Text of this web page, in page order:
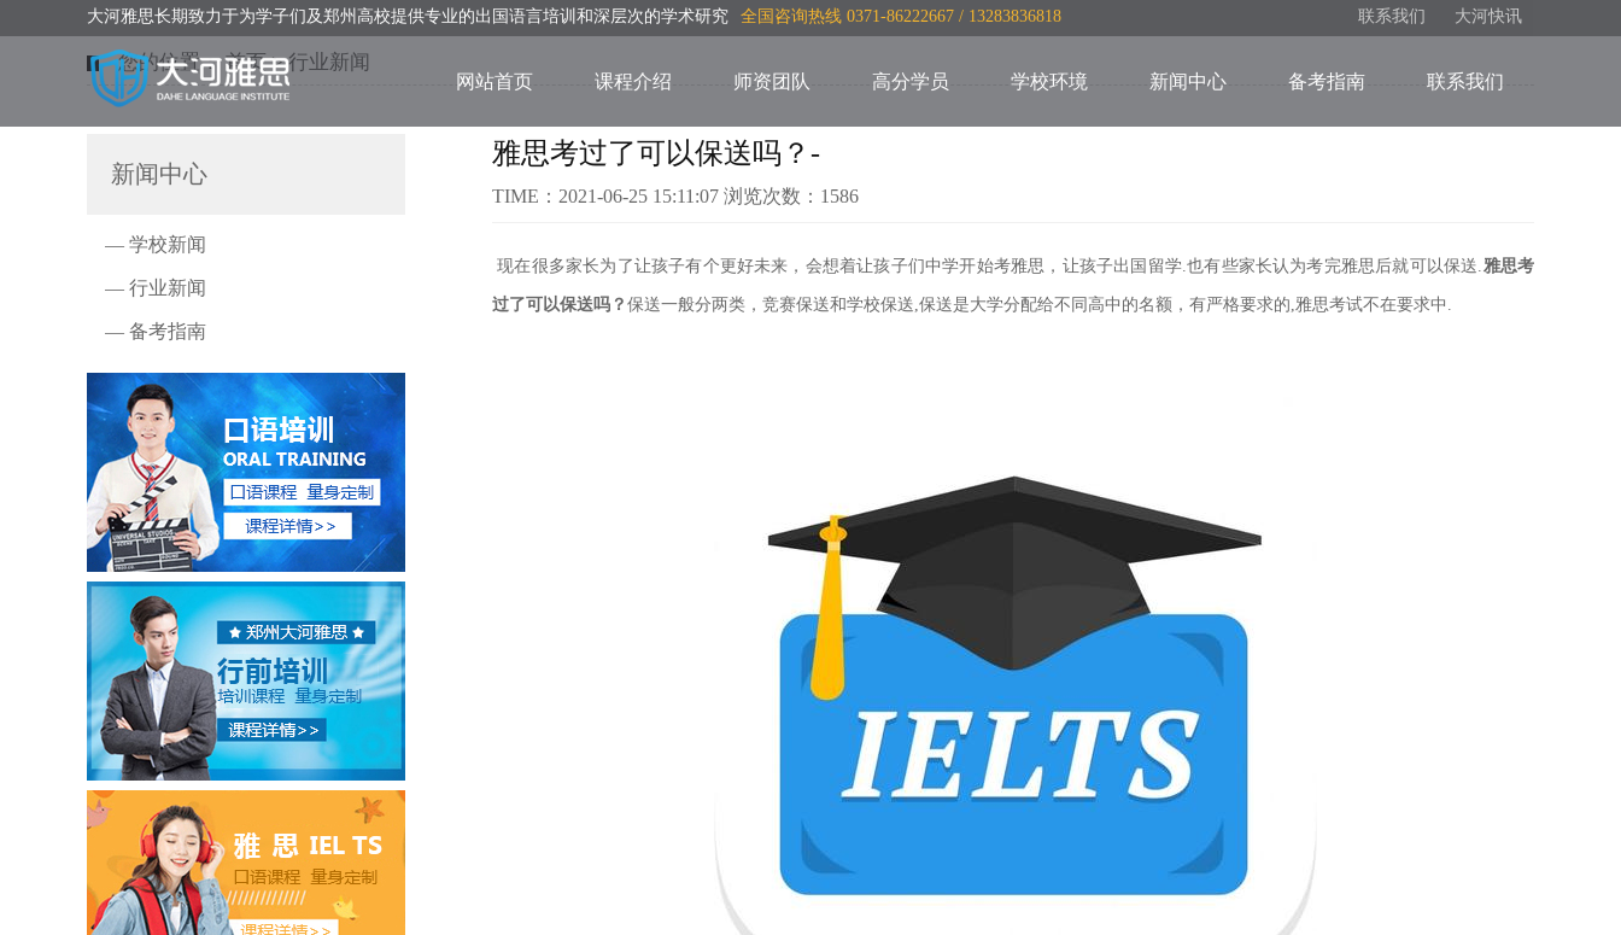
大河雅思长期致力于为学子们及郑州高校提供专业的出国语言培训和深层次的学术研究 全国咨询热线 0371-86222667 / 13283836818 联系我们 大河快讯
网站首页 课程介绍 师资团队 高分学员 学校环境 新闻中心 备考指南 联系我们
您的位置：首页>行业新闻
新闻中心
— 学校新闻
— 行业新闻
— 备考指南
雅思考过了可以保送吗？-
TIME：2021-06-25 15:11:07 浏览次数：1586
现在很多家长为了让孩子有个更好未来，会想着让孩子们中学开始考雅思，让孩子出国留学.也有些家长认为考完雅思后就可以保送.雅思考
过了可以保送吗？ 保送一般分两类，竞赛保送和学校保送,保送是大学分配给不同高中的名额，有严格要求的,雅思考试不在要求中.